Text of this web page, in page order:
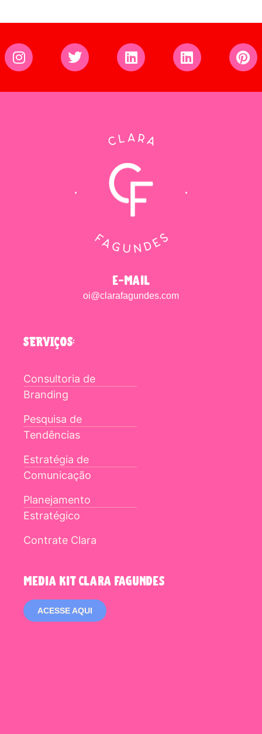
e-mail
oi@clarafagundes.com
SERVIÇOS:
Consultoria de
Branding
Pesquisa de
Tendências
Estratégia de
Comunicação
Planejamento
Estratégico
Contrate Clara
media kit clara fagundes
ACESSE AQUI